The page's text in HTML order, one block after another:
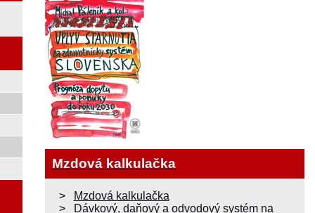
Mzdová kalkulačka
Mzdová kalkulačka
Dávkový, daňový a odvodový systém na